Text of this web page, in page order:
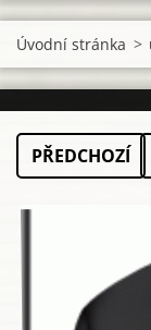
Úvodní stránka >
PŘEDCHOZÍ